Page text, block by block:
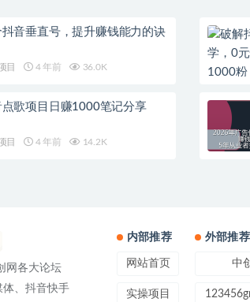
音垂直号，提升赚钱能力的诀
目 4 年前 36.0K
点歌项目日赚1000笔记分享
目 4 年前 14.2K
网各大论坛
体、抖音快手
内部推荐
网站首页
实操项目
外部推荐
中